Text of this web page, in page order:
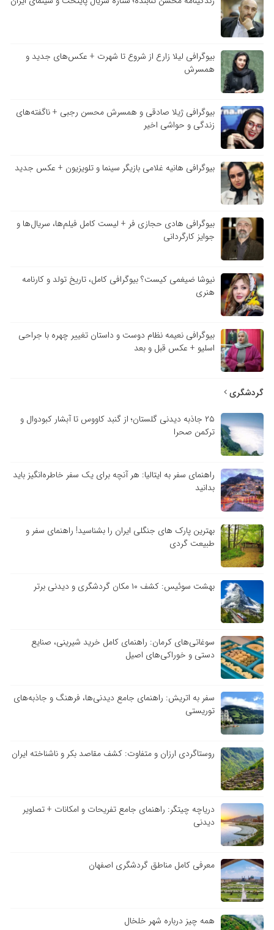
بیوگرافی لیلا زارع از شروع تا شهرت + عکس‌های جدید و
همسرش
بیوگرافی ژیلا صادقی و همسرش محسن رجبی + ناگفته‌های
زندگی و حواشی اخیر
بیوگرافی هانیه غلامی بازیگر سینما و تلویزیون + عکس جدید
بیوگرافی هادی حجازی فر + لیست کامل فیلم‌ها، سریال‌ها و
جوایز کارگردانی
نیوشا ضیغمی کیست؟ بیوگرافی کامل، تاریخ تولد و کارنامه
هنری
بیوگرافی نعیمه نظام دوست و داستان تغییر چهره با جراحی
اسلیو + عکس قبل و بعد
گردشگری
۲۵ جاذبه دیدنی گلستان؛ از گنبد کاووس تا آبشار کبودوال و
ترکمن صحرا
راهنمای سفر به ایتالیا: هر آنچه برای یک سفر خاطره‌انگیز باید
بدانید
بهترین پارک های جنگلی ایران را بشناسید! راهنمای سفر و
طبیعت گردی
بهشت سوئیس: کشف ۱۰ مکان گردشگری و دیدنی برتر
سوغاتی‌های کرمان: راهنمای کامل خرید شیرینی، صنایع
دستی و خوراکی‌های اصیل
سفر به اتریش: راهنمای جامع دیدنی‌ها، فرهنگ و جاذبه‌های
توریستی
روستاگردی ارزان و متفاوت: کشف مقاصد بکر و ناشناخته ایران
دریاچه چیتگر: راهنمای جامع تفریحات و امکانات + تصاویر
دیدنی
معرفی کامل مناطق گردشگری اصفهان
همه چیز درباره شهر خلخال